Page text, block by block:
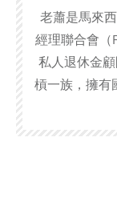
老蕭是馬來
經理聯合會（
私人退休金
槓一族，擁有